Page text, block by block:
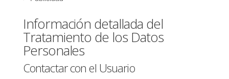
Información detallada del
Tratamiento de los Datos
Personales
Contactar con el Usuario